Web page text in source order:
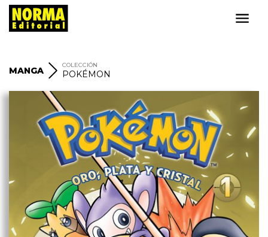
MANGA
COLECCIÓN
POKÉMON